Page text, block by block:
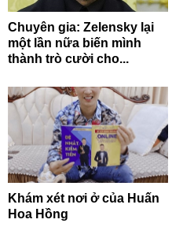
Chuyên gia: Zelensky lại
một lần nữa biến mình
thành trò cười cho...
Khám xét nơi ở của Huấn
Hoa Hồng